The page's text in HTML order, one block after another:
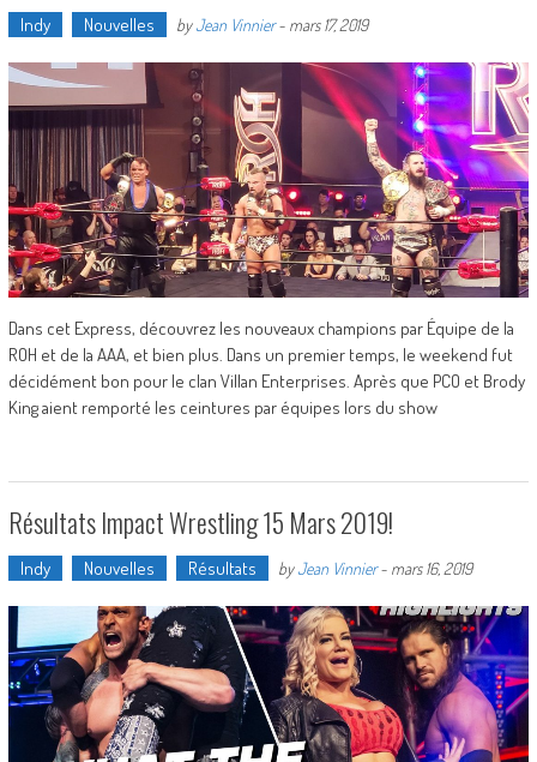
Indy Nouvelles byJean Vinnier- mars 17, 2019
Dans cet Express, découvrez les nouveaux champions par Équipe de la
ROH et de la AAA, et bien plus. Dans un premier temps, le weekend fut
décidément bon pour le clan Villan Enterprises. Après que PCO et Brody
King aient remporté les ceintures par équipes lors du show
Résultats Impact Wrestling 15 Mars 2019!
Indy Nouvelles Résultats byJean Vinnier- mars 16, 2019